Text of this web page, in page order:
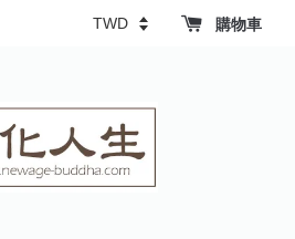
購物車